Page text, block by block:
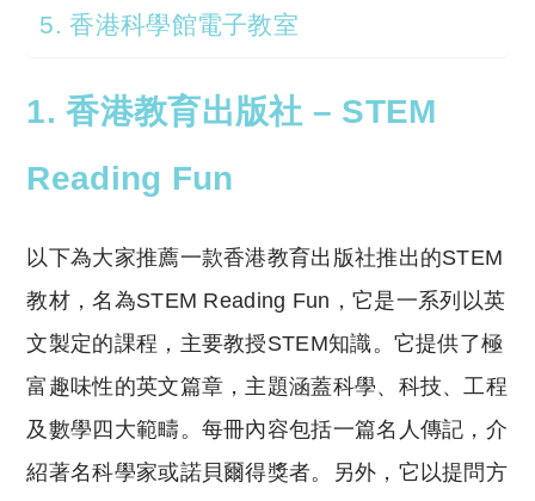
5. 香港科學館電子教室
1. 香港教育出版社 – STEM
Reading Fun
以下為大家推薦一款香港教育出版社推出的STEM
教材，名為STEM Reading Fun，它是一系列以英
文製定的課程，主要教授STEM知識。它提供了極
富趣味性的英文篇章，主題涵蓋科學、科技、工程
及數學四大範疇。每冊內容包括一篇名人傳記，介
紹著名科學家或諾貝爾得獎者。另外，它以提問方